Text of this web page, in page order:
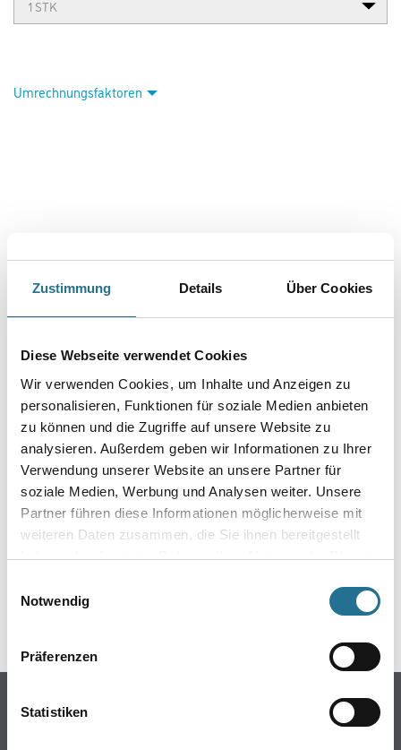
Zustimmung Details Über Cookies
Diese Webseite verwendet Cookies
Wir verwenden Cookies, um Inhalte und Anzeigen zu
personalisieren, Funktionen für soziale Medien anbieten
zu können und die Zugriffe auf unsere Website zu
analysieren. Außerdem geben wir Informationen zu Ihrer
Verwendung unserer Website an unsere Partner für
soziale Medien, Werbung und Analysen weiter. Unsere
Partner führen diese Informationen möglicherweise mit
weiteren Daten zusammen, die Sie ihnen bereitgestellt
haben oder die sie im Rahmen Ihrer Nutzung der Dienste
Notwendig
Präferenzen
Statistiken
Umrechnungsfaktoren
PRODUKTEIGENSCHAFTEN
- Individuelle Schablonen möglich
- Aus 1 mm starkem Kunststoff
- Wiederverwendbar
ZUSATZINFOS
GEFAHRENHINWEISE
Online-Shop